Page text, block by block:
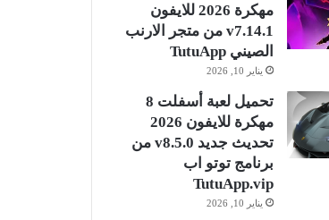
مهكرة 2026 للايفون
v7.14.1 من متجر الارنب
الصيني TutuApp
يناير 10, 2026
تحميل لعبة أسفلت 8
مهكرة للايفون 2026
تحديث جديد v8.5.0 من
برنامج توتو اب
TutuApp.vip
يناير 10, 2026